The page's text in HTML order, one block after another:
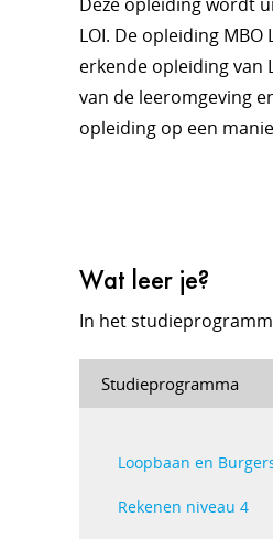
LOI. De opleiding MBO
erkende opleiding van
van de leeromgeving
opleiding op een
Wat leer je?
In het
Studieprogramma
Loopbaan en
Rekenen niveau 4